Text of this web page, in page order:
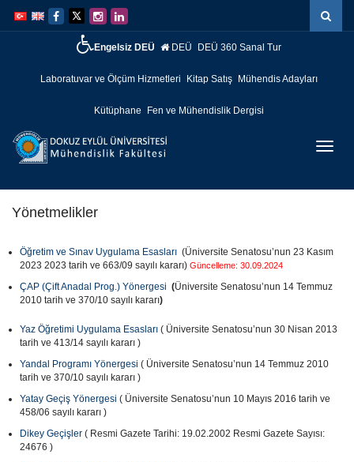
atla
Navigasyona
atla
Engelsiz DEÜ DEÜ DEÜ 360 Sanal Tur
Laboratuvar ve Ölçüm Hizmetleri Kitap Satış Mühendis Adayları
Kütüphane Fen ve Mühendislik Dergisi
Yönetmelikler
Öğretim ve Sınav Uygulama Esasları (Üniversite Senatosu’nun 23 Kasım
2023 2023 tarih ve 663/09 sayılı kararı) Güncelleme: 30.09.2024
ÇAP (Çift Anadal Prog.) Yönergesi (Üniversite Senatosu’nun 14 Temmuz
2010 tarih ve 370/10 sayılı kararı)
Yaz Öğretimi Uygulama Esasları ( Üniversite Senatosu’nun 30 Nisan 2013
tarih ve 413/14 sayılı kararı )
Yandal Programı Yönergesi ( Üniversite Senatosu’nun 14 Temmuz 2010
tarih ve 370/10 sayılı kararı )
Yatay Geçiş Yönergesi ( Üniversite Senatosu’nun 10 Mayıs 2016 tarih ve
458/06 sayılı kararı )
Dikey Geçişler ( Resmi Gazete Tarihi: 19.02.2002 Resmi Gazete Sayısı:
24676 )